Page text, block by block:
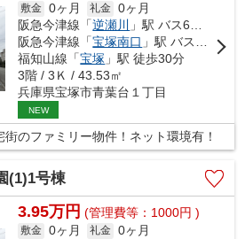
敷金 0ヶ月 礼金 0ヶ月
阪急今津線「逆瀬川
」駅 バス6分 「宝松苑」 停歩2分
阪急今津線「宝塚南口 」駅 バス12分 「宝松苑」 停歩3分
福知山線「宝塚 」駅 徒歩30分
3階 / 3Ｋ / 43.53㎡
兵庫県宝塚市青葉台１丁目
NEW
のファミリー物件！ネット環境有！
(1)1号棟
3.95万円 (管理費等：1000円 )
敷金 0ヶ月 礼金 0ヶ月